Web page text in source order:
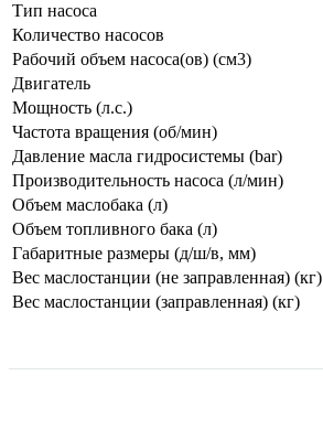
Тип насоса
Количество насосов
Рабочий объем насоса(ов) (см3)
Двигатель
Мощность (л.с.)
Частота вращения (об/мин)
Давление масла гидросистемы (bar)
Производительность насоса (л/мин)
Объем маслобака (л)
Объем топливного бака (л)
Габаритные размеры (д/ш/в, мм)
Вес маслостанции (не заправленная) (кг)
Вес маслостанции (заправленная) (кг)